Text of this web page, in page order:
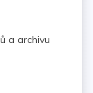
a archivu